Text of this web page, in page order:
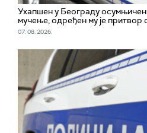
Ухапшен у Београду
мучење, одређен му је притвор
07. 08. 2026.